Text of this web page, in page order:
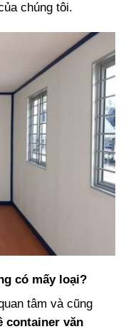
chúng tôi.
có mấy loại?
tâm và cũng
container văn